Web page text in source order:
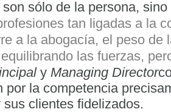
sólo de la persona,
tan ligadas a la
a la abogacía, el peso de
las fuerzas,
y Managing Director
por la competencia
clientes fidelizados.